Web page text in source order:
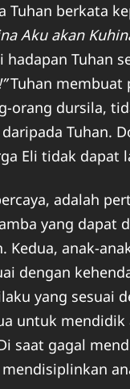
berkata
Aku akan
Tuhan
Tuhan membuat
orang dursila,
Tuhan.
Eli tidak dapat
adalah
yang dapat
Kedua, anak-
dengan
yang sesuai
untuk mendidik
saat gagal